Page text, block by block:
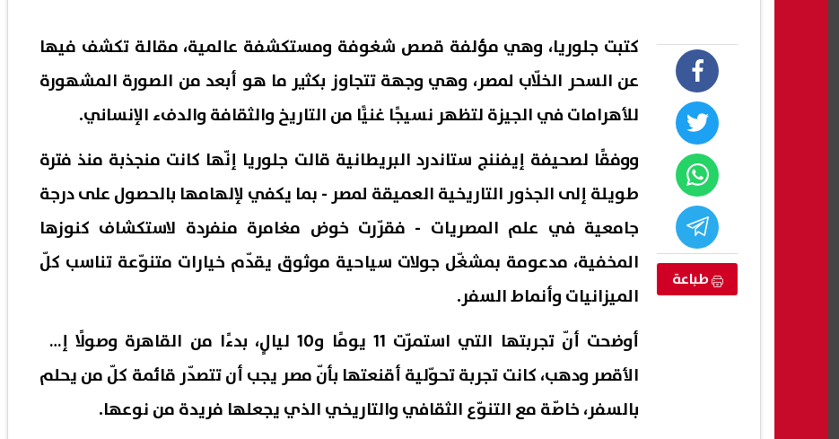
طباعة
كتبت جلوريا، وهي مؤلفة قصص شغوفة ومستكشفة عالمية، مقالة تكشف فيها
عن السحر الخلّاب لمصر، وهي وجهة تتجاوز بكثير ما هو أبعد من الصورة المشهورة
للأهرامات في الجيزة لتظهر نسيجًا غنيًّا من التاريخ والثقافة والدفء الإنساني.
ووفقًا لصحيفة إيفننج ستاندرد البريطانية قالت جلوريا إنّها كانت منجذبة منذ فترة
طويلة إلى الجذور التاريخية العميقة لمصر - بما يكفي لإلهامها بالحصول على درجة
جامعية في علم المصريات - فقرّرت خوض مغامرة منفردة لاستكشاف كنوزها
المخفية، مدعومة بمشغّل جولات سياحية موثوق يقدّم خيارات متنوّعة تناسب كلّ
الميزانيات وأنماط السفر.
أوضحت أنّ تجربتها التي استمرّت 11 يومًا و10 ليالٍ، بدءًا من القاهرة وصولًا إلى
الأقصر ودهب، كانت تجربة تحوّلية أقنعتها بأنّ مصر يجب أن تتصدّر قائمة كلّ من يحلم
بالسفر، خاصّة مع التنوّع الثقافي والتاريخي الذي يجعلها فريدة من نوعها.